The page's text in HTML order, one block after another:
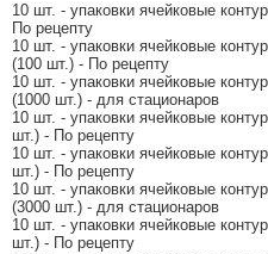
10 шт. - упаковки ячейковые
По рецепту
10 шт. - упаковки ячейковые
(100 шт.) - По рецепту
10 шт. - упаковки ячейковые
(1000 шт.) - для стационаров
10 шт. - упаковки ячейковые
шт.) - По рецепту
10 шт. - упаковки ячейковые
шт.) - По рецепту
10 шт. - упаковки ячейковые
(3000 шт.) - для стационаров
10 шт. - упаковки ячейковые
шт.) - По рецепту